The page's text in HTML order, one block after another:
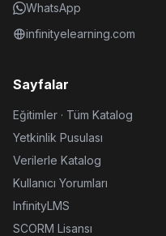
WhatsApp
infinityelearning.com
Sayfalar
Eğitimler · Tüm Katalog
Yetkinlik Pusulası
Verilerle Katalog
Kullanıcı Yorumları
InfinityLMS
SCORM Lisansı